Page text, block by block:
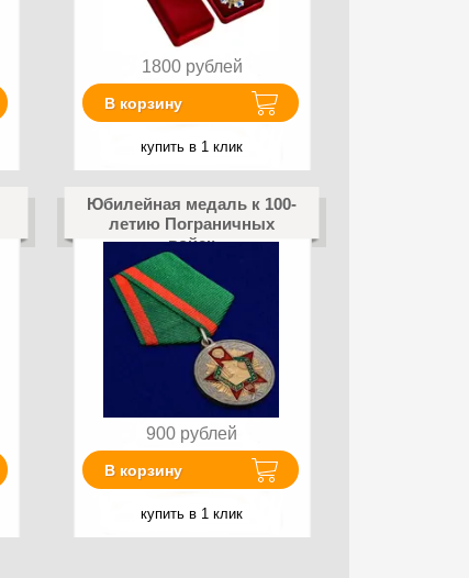
1800 рублей
В корзину
купить в 1 клик
Юбилейная медаль к 100-
летию Пограничных
войск
900 рублей
В корзину
купить в 1 клик